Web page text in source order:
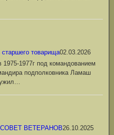
старшего товарища02.03.2026
1977г под командованием
подполковника Ламаш
СОВЕТ ВЕТЕРАНОВ26.10.2025